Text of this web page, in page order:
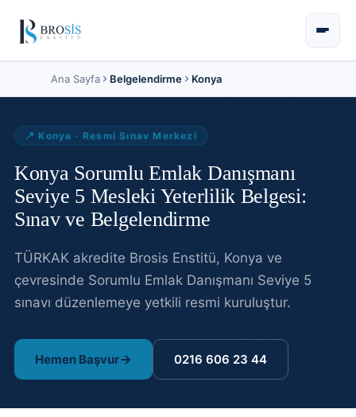
Ana Sayfa Belgelendirme Konya
📍 Konya · Resmi Sınav Merkezi
Konya Sorumlu Emlak Danışmanı
Seviye 5 Mesleki Yeterlilik Belgesi:
Sınav ve Belgelendirme
TÜRKAK akredite Brosis Enstitü, Konya ve
çevresinde Sorumlu Emlak Danışmanı Seviye 5
sınavı düzenlemeye yetkili resmi kuruluştur.
Hemen Başvur 0216 606 23 44